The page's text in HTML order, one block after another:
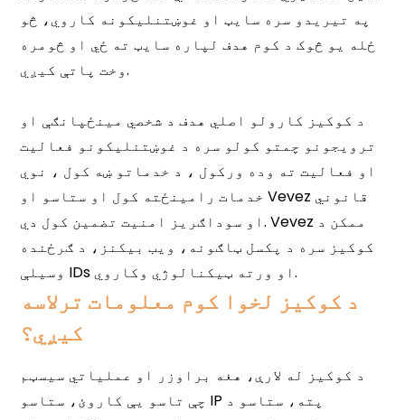
د کوکیز لخوا کوم معلومات ترلاسه
کیږي؟